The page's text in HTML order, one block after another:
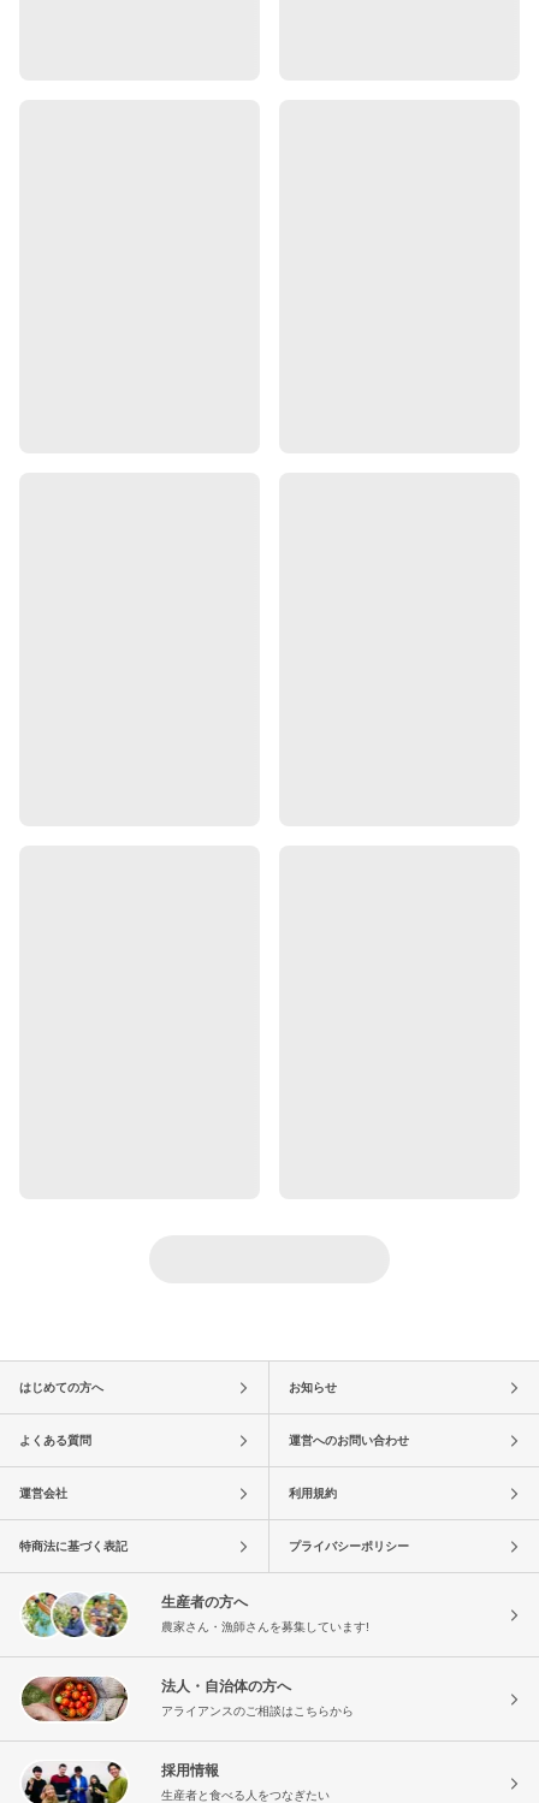
はじめての方へ お知らせ
よくある質問 運営へのお問い合わせ
運営会社 利用規約
特商法に基づく表記 プライバシーポリシー
生産者の方へ
農家さん・漁師さんを募集しています!
法人・自治体の方へ
アライアンスのご相談はこちらから
採用情報
生産者と食べる人をつなぎたい